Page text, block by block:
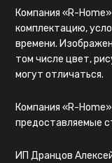
Компания «R-
комплектацию,
времени.
том числе цвет,
могут отличаться.
Компания «R-
предоставляемые
ИП Дранцов